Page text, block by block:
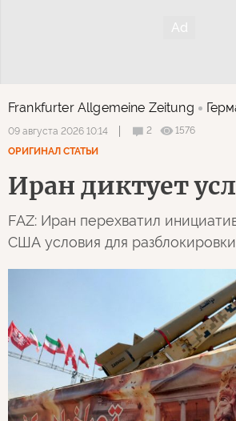
Frankfurter Allgemeine Zeitung
09 августа 2026 10:14 2
1576
ОРИГИНАЛ СТАТЬИ
Иран диктует
FAZ: Иран перехватил
США условия для